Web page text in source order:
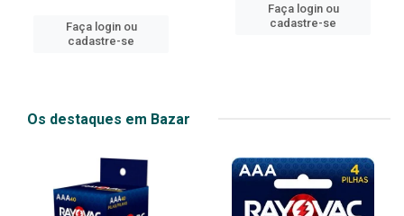
Faça login ou
cadastre-se
Faça login ou
cadastre-se
Os destaques em Bazar